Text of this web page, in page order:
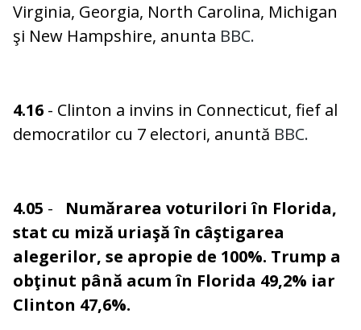
Virginia, Georgia, North Carolina, Michigan
şi New Hampshire, anunta BBC.
4.16 - Clinton a invins in Connecticut, fief al
democratilor cu 7 electori, anuntă BBC.
4.05 -
Numărarea voturilori în Florida,
stat cu miză uriaşă în câştigarea
alegerilor, se apropie de 100%. Trump a
obţinut până acum în Florida 49,2% iar
Clinton 47,6%.